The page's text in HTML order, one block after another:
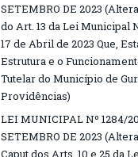
SETEMBRO DE 2023
do Art. 13 da Lei Municipal
17 de Abril de 2023 Que,
Estrutura e o
Tutelar do Município de
Providências)
LEI MUNICIPAL Nº 1284/
SETEMBRO DE 2023
Caput dos Arts. 10 e 25 da